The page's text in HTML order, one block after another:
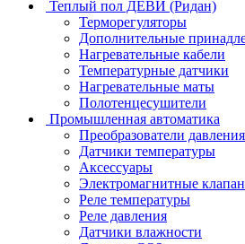
Теплый пол ДЕВИ (Ридан)
Терморегуляторы
Дополнительные
Нагревательные кабели
Температурные датчики
Нагревательные маты
Полотенцесушители
Промышленная автоматика
Преобразователи давления
Датчики температуры
Аксессуары
Электромагнитные
Реле температуры
Реле давления
Датчики влажности